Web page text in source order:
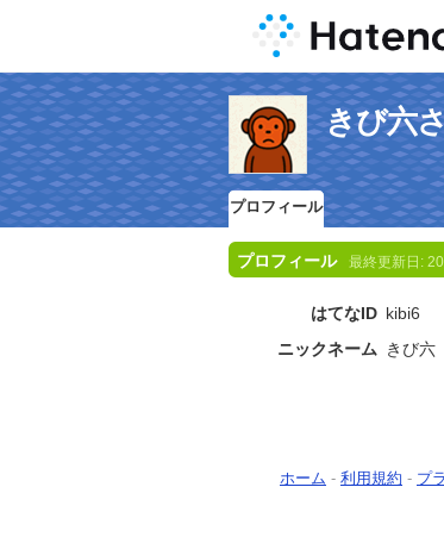
きび六
プロフィール
プロフィール 最終更新日:
はてなID kibi6
ニックネーム きび六
ホーム - 利用規約 - プ